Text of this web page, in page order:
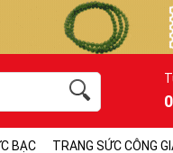
BẠC TRANG SỨC CÔNG